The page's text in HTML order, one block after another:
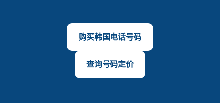
购买韩国电话号码
查询号码定价